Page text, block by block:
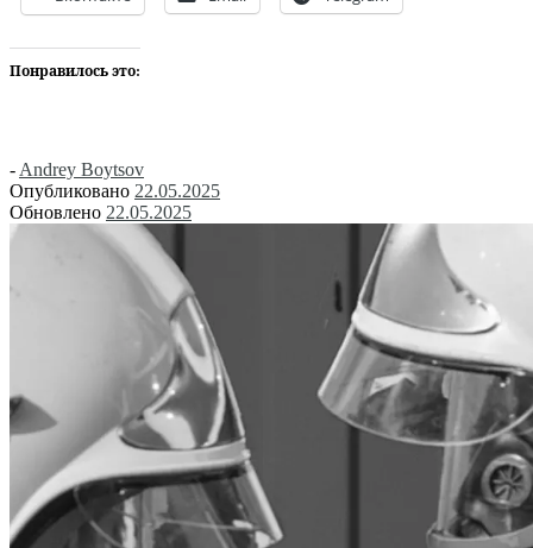
Понравилось это:
- Andrey Boytsov
Опубликовано 22.05.2025
Обновлено 22.05.2025